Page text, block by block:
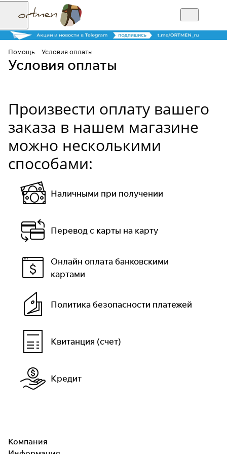
Помощь Условия оплаты
Условия оплаты
Произвести оплату вашего
заказа в нашем магазине
можно несколькими
способами:
Наличными при получении
Перевод с карты на карту
Онлайн оплата банковскими
картами
Политика безопасности платежей
Квитанция (счет)
Кредит
Компания